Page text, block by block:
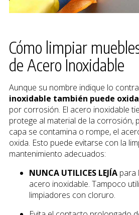
Cómo limpiar
de Acero Inoxidable
Aunque su nombre indique lo
inoxidable también puede
por corrosión. El acero inoxidable
protege al material de la corrosión,
capa se contamina o rompe, el
oxida. Esto puede evitarse con la
mantenimiento adecuados:
NUNCA UTILICES LEJÍApara
acero inoxidable. Tampoco
limpiadores con cloruro.